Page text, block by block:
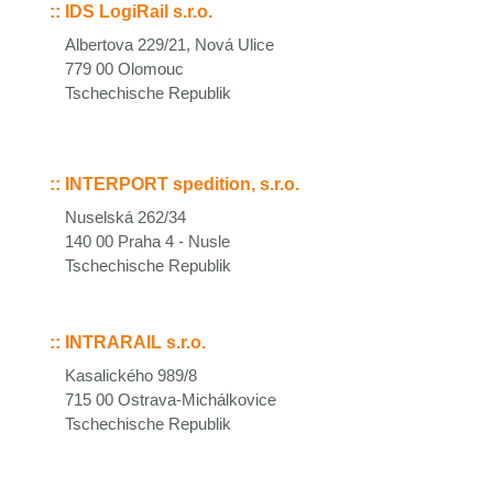
:: IDS LogiRail s.r.o.
Albertova 229/21, Nová Ulice
779 00 Olomouc
Tschechische Republik
:: INTERPORT spedition, s.r.o.
Nuselská 262/34
140 00 Praha 4 - Nusle
Tschechische Republik
:: INTRARAIL s.r.o.
Kasalického 989/8
715 00 Ostrava-Michálkovice
Tschechische Republik